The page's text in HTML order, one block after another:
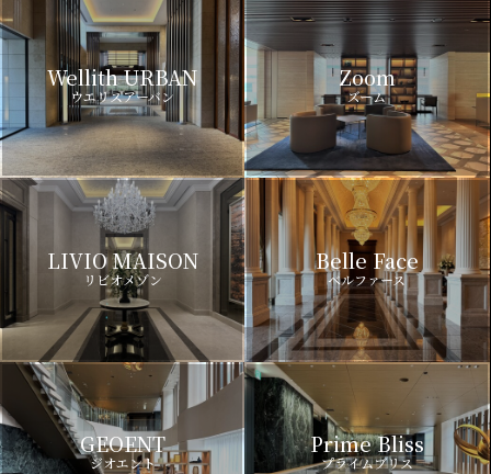
Wellith URBAN
ウエリスアーバン
Zoom
ズーム
LIVIO MAISON
リビオメゾン
Belle Face
ベルファース
GEOENT
ジオエント
Prime Bliss
プライムブリス